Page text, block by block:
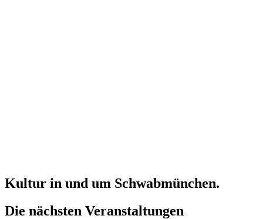
Kultur in und um Schwabmünchen.
Die nächsten Veranstaltungen